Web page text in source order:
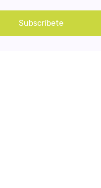
Subscríbete